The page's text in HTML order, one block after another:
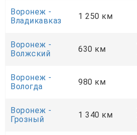
Воронеж -
Владикавказ
1 250 км
Воронеж -
Волжский
630 км
Воронеж -
Вологда
980 км
Воронеж -
Грозный
1 340 км